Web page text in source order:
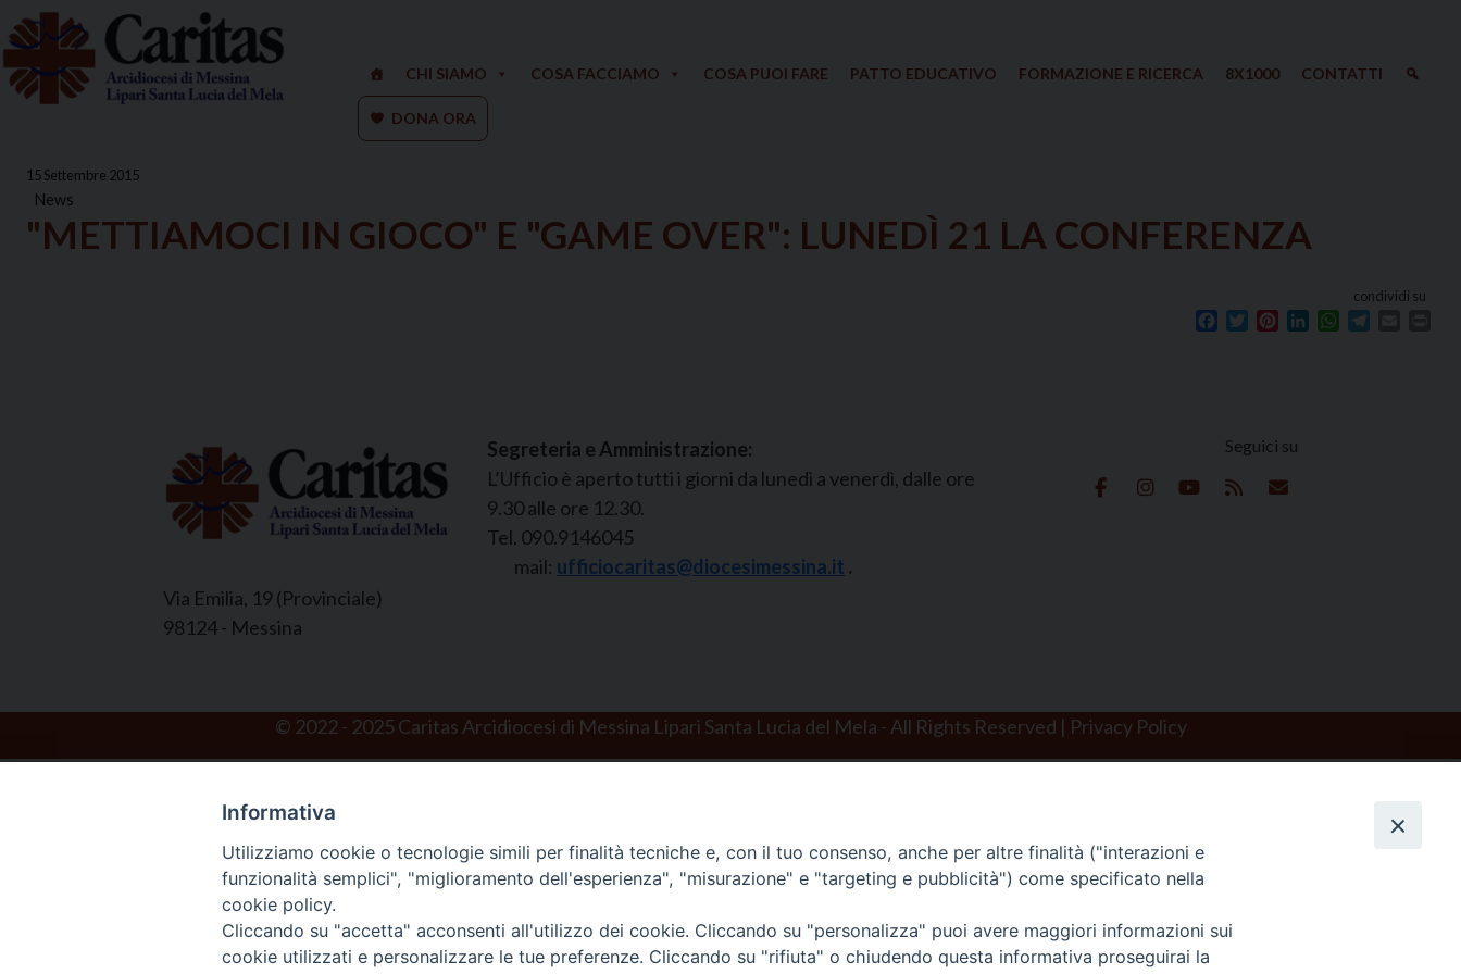
Skip
to
content
CHI SIAMO COSA FACCIAMO COSA PUOI FARE PATTO EDUCATIVO FORMAZIONE E RICERCA 8X1000 CONTATTI
DONA ORA
15 Settembre 2015
News
"METTIAMOCI IN GIOCO" E "GAME OVER": LUNEDÌ 21 LA CONFERENZA
condividi su
Facebook
TwitterPinterestLinkedInWhatsApp
Via Emilia, 19 (Provinciale)
98124 - Messina
Segreteria e Amministrazione:
L’Ufficio è aperto tutti i giorni da lunedì a venerdì, dalle ore
9.30 alle ore 12.30.
Tel. 090.9146045
mail: ufficiocaritas@diocesimessina.it .
Seguici su
© 2022 - 2025 Caritas Arcidiocesi di Messina Lipari Santa Lucia del Mela - All Rights Reserved | Privacy Policy
Informativa
Utilizziamo cookie o tecnologie simili per finalità tecniche e, con il tuo consenso, anche per altre finalità ("interazioni e
funzionalità semplici", "miglioramento dell'esperienza", "misurazione" e "targeting e pubblicità") come specificato nella
cookie policy.
Cliccando su "accetta" acconsenti all'utilizzo dei cookie. Cliccando su "personalizza" puoi avere maggiori informazioni sui
cookie utilizzati e personalizzare le tue preferenze. Cliccando su "rifiuta" o chiudendo questa informativa proseguirai la